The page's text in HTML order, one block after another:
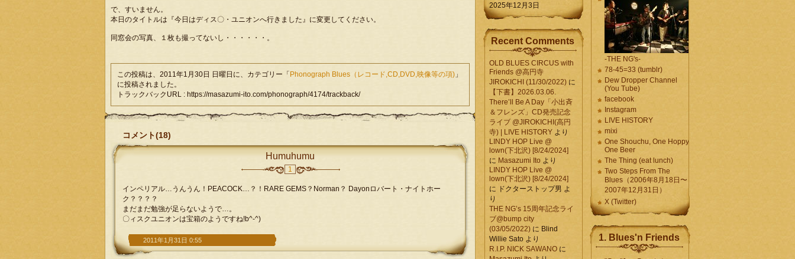
で、すいません。
本日のタイトルは『今日はディス〇・ユニオンへ行きました』に変更してください。
同窓会の写真、１枚も撮ってないし・・・・・・。
この投稿は、2011年1月30日 日曜日に、カテゴリー「 Phonograph Blues（レコード,CD,DVD,映像等の項) 」
に投稿されました。
トラックバックURL : https://masazumi-ito.com/phonograph/4174/trackback/
コメント(18)
Humuhumu
1
インペリアル…うんうん！PEACOCK…？！RARE GEMS？Norman？ Dayonロバート・ナイトホー
ク？？？？
まだまだ勉強が足らないようで…。
〇ィスクユニオンは宝箱のようですね!b^-^)
2011年1月31日 0:55
2025年12月3日
Recent Comments
OLD BLUES CIRCUS with
Friends @高円寺
JIROKICHI (11/30/2022) に
【下書】2026.03.06.
There’ll Be A Day「小出斉
＆フレンズ」CD発売記念
ライブ @JIROKICHI(高円
寺) | LIVE HISTORY より
LINDY HOP Live @
lown(下北沢) [8/24/2024]
に Masazumi Ito より
LINDY HOP Live @
lown(下北沢) [8/24/2024]
に ドクターストップ男 よ
り
THE NG’s 15周年記念ライ
ブ@bump city
(03/05/2022) に Blind
Willie Sato より
R.I.P. NICK SAWANO に
-THE NG's-
78-45=33 (tumblr)
Dew Dropper Channel
(You Tube)
facebook
Instagram
LIVE HISTORY
mixi
One Shouchu, One Hoppy.
One Beer
The Thing (eat lunch)
Two Steps From The
Blues（2006年8月18日〜
2007年12月31日）
X (Twitter)
1. Blues'n Friends